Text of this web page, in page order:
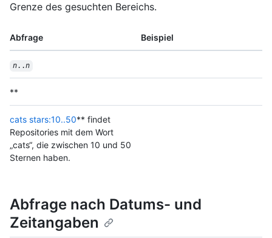
Grenze des gesuchten Bereichs.
Abfrage Beispiel
n..n
**
cats stars:10..50** findet
Repositories mit dem Wort
„cats“, die zwischen 10 und 50
Sternen haben.
Abfrage nach Datums- und
Zeitangaben